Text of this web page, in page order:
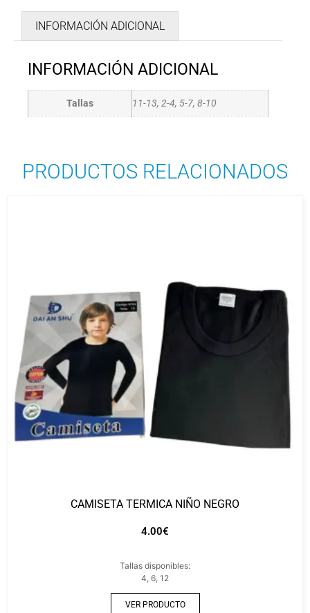
INFORMACIÓN ADICIONAL
INFORMACIÓN ADICIONAL
Tallas 11-13, 2-4, 5-7, 8-10
PRODUCTOS RELACIONADOS
CAMISETA TERMICA NIÑO NEGRO
4.00€
Tallas disponibles:
4, 6, 12
VER PRODUCTO